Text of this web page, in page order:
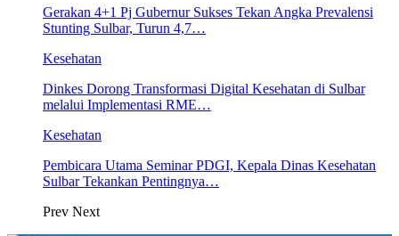
Gerakan 4+1 Pj Gubernur Sukses Tekan Angka Prevalensi
Stunting Sulbar, Turun 4,7…
Kesehatan
Dinkes Dorong Transformasi Digital Kesehatan di Sulbar
melalui Implementasi RME…
Kesehatan
Pembicara Utama Seminar PDGI, Kepala Dinas Kesehatan
Sulbar Tekankan Pentingnya…
Prev Next